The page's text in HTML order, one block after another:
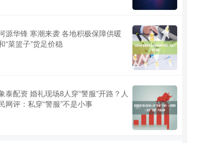
源华锋 寒潮来袭 各地积极保障供暖
“菜篮子”货足价稳
泰配资 婚礼现场8人穿“警服”开路？人
网评：私穿“警服”不是小事